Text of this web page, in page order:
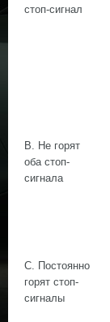
стоп-сигнал
В. Не горят
оба стоп-
сигнала
С. Постоянно
горят стоп-
сигналы